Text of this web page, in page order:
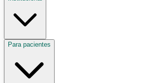
Para pacientes